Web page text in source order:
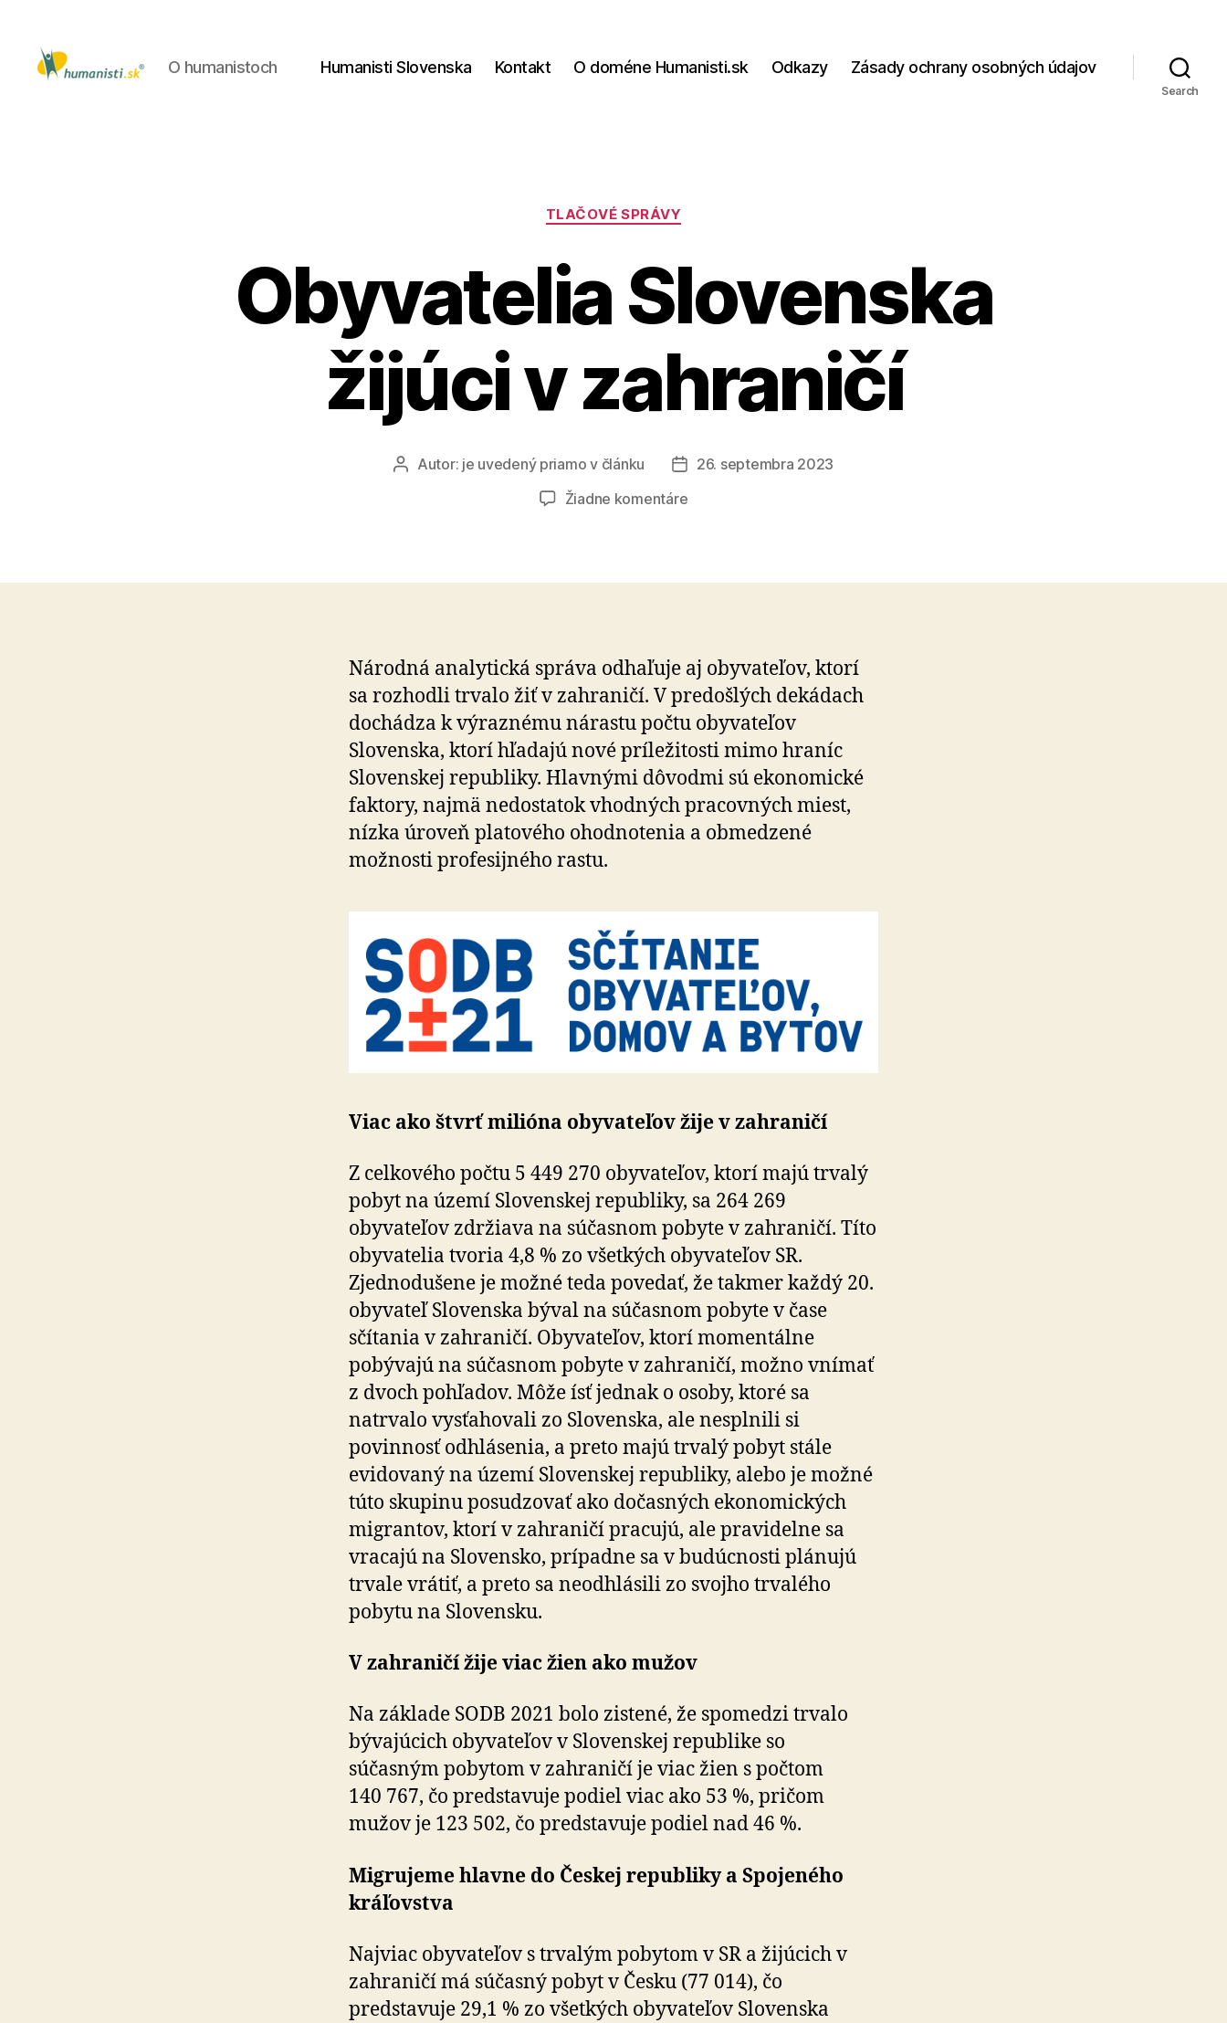
O humanistoch Humanisti Slovenska Kontakt O doméne Humanisti.sk Odkazy Zásady ochrany osobných údajov
Search
Kategórie
TLAČOVÉ SPRÁVY
Obyvatelia Slovenska
žijúci v zahraničí
AutorAutor: je uvedený priamo v článku
Dátum
26. septembra 2023
Žiadne komentárena
v
Národná analytická správa odhaľuje aj obyvateľov, ktorí
sa rozhodli trvalo žiť v zahraničí. V predošlých dekádach
dochádza k výraznému nárastu počtu obyvateľov
Slovenska, ktorí hľadajú nové príležitosti mimo hraníc
Slovenskej republiky. Hlavnými dôvodmi sú ekonomické
faktory, najmä nedostatok vhodných pracovných miest,
nízka úroveň platového ohodnotenia a obmedzené
možnosti profesijného rastu.
Viac ako štvrť milióna obyvateľov žije v zahraničí
Z celkového počtu 5 449 270 obyvateľov, ktorí majú trvalý
pobyt na území Slovenskej republiky, sa 264 269
obyvateľov zdržiava na súčasnom pobyte v zahraničí. Títo
obyvatelia tvoria 4,8 % zo všetkých obyvateľov SR.
Zjednodušene je možné teda povedať, že takmer každý 20.
obyvateľ Slovenska býval na súčasnom pobyte v čase
sčítania v zahraničí. Obyvateľov, ktorí momentálne
pobývajú na súčasnom pobyte v zahraničí, možno vnímať
z dvoch pohľadov. Môže ísť jednak o osoby, ktoré sa
natrvalo vysťahovali zo Slovenska, ale nesplnili si
povinnosť odhlásenia, a preto majú trvalý pobyt stále
evidovaný na území Slovenskej republiky, alebo je možné
túto skupinu posudzovať ako dočasných ekonomických
migrantov, ktorí v zahraničí pracujú, ale pravidelne sa
vracajú na Slovensko, prípadne sa v budúcnosti plánujú
trvale vrátiť, a preto sa neodhlásili zo svojho trvalého
pobytu na Slovensku.
V zahraničí žije viac žien ako mužov
Na základe SODB 2021 bolo zistené, že spomedzi trvalo
bývajúcich obyvateľov v Slovenskej republike so
súčasným pobytom v zahraničí je viac žien s počtom
140 767, čo predstavuje podiel viac ako 53 %, pričom
mužov je 123 502, čo predstavuje podiel nad 46 %.
Migrujeme hlavne do Českej republiky a Spojeného
kráľovstva
Najviac obyvateľov s trvalým pobytom v SR a žijúcich v
zahraničí má súčasný pobyt v Česku (77 014), čo
predstavuje 29,1 % zo všetkých obyvateľov Slovenska